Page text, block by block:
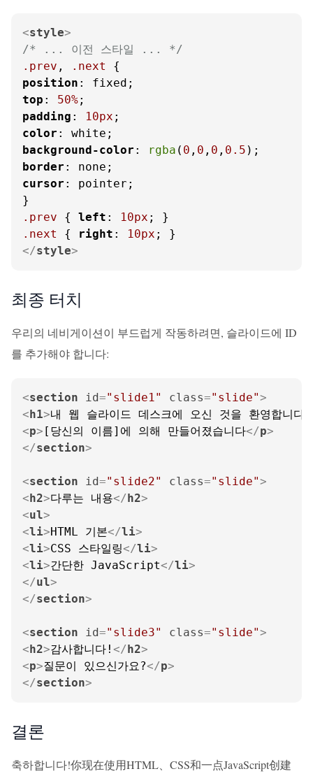
<style>
/* ... 이전 스타일 ... */
.prev , .next
position
top : 50%
padding : 10px
color
background-color : rgba ( 0 , 0 , 0 , 0.5
border
cursor : pointer;
.prev { left : 10px
.next
{ right : 10px
</style>
최종 터치
우리의 네비게이션이 부드럽게 작동하려면, 슬라이드에 ID
를 추가해야 합니다:
<section id="slide1" class="slide">
<h1>내 웹 슬라이드 데스크에 오신 것을 환영합니다!
<p> [당신의 이름]에 의해 만들어졌습니다</p>
</section>
<section id="slide2" class="slide">
<h2>다루는 내용</h2>
<ul>
<li>HTML 기본</li>
<li>CSS 스타일링</li>
<li>간단한 JavaScript</li>
</ul>
</section>
<section id="slide3" class="slide">
<h2>감사합니다! </h2>
<p>질문이 있으신가요?</p>
</section>
결론
축하합니다!你现在使用HTML、CSS和一点JavaScript创建